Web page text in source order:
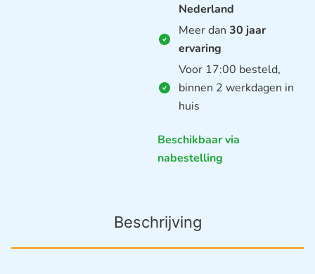
Nederland
Meer dan 30 jaar
ervaring
Voor 17:00 besteld,
binnen 2 werkdagen in
huis
Beschikbaar via
nabestelling
Beschrijving